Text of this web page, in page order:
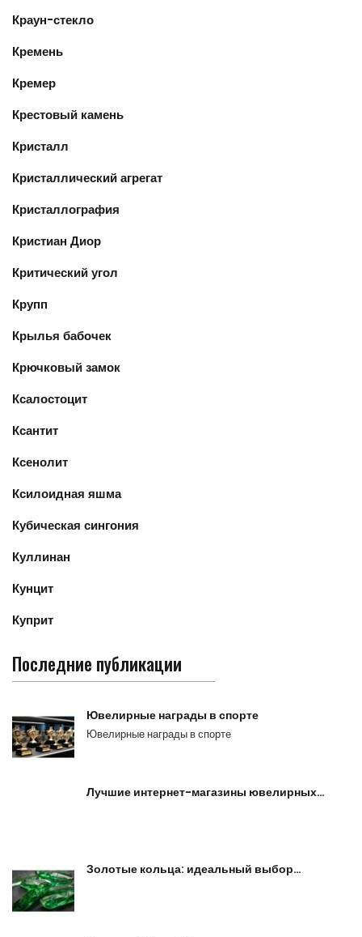
Краун-стекло
Кремень
Кремер
Крестовый камень
Кристалл
Кристаллический агрегат
Кристаллография
Кристиан Диор
Критический угол
Крупп
Крылья бабочек
Крючковый замок
Ксалостоцит
Ксантит
Ксенолит
Ксилоидная яшма
Кубическая сингония
Куллинан
Кунцит
Куприт
Последние публикации
Ювелирные награды в спорте
Ювелирные награды в спорте
Лучшие интернет-магазины ювелирных…
Золотые кольца: идеальный выбор…